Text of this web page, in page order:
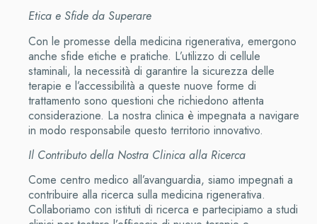
Etica e Sfide da Superare
Con le promesse della medicina rigenerativa, emergono
anche sfide etiche e pratiche. L’utilizzo di cellule
staminali, la necessità di garantire la sicurezza delle
terapie e l’accessibilità a queste nuove forme di
trattamento sono questioni che richiedono attenta
considerazione. La nostra clinica è impegnata a navigare
in modo responsabile questo territorio innovativo.
Il Contributo della Nostra Clinica alla Ricerca
Come centro medico all’avanguardia, siamo impegnati a
contribuire alla ricerca sulla medicina rigenerativa.
Collaboriamo con istituti di ricerca e partecipiamo a studi